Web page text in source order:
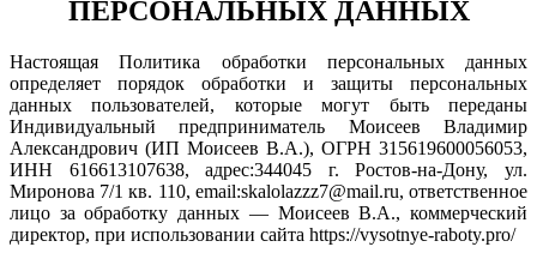
ПЕРСОНАЛЬНЫХ ДАННЫХ
Настоящая Политика обработки персональных данных
определяет порядок обработки и защиты персональных
данных пользователей, которые могут быть переданы
Индивидуальный предприниматель Моисеев Владимир
Александрович (ИП Моисеев В.А.), ОГРН 315619600056053,
ИНН 616613107638, адрес:344045 г. Ростов-на-Дону, ул.
Миронова 7/1 кв. 110, email:skalolazzz7@mail.ru, ответственное
лицо за обработку данных — Моисеев В.А., коммерческий
директор, при использовании сайта https://vysotnye-raboty.pro/